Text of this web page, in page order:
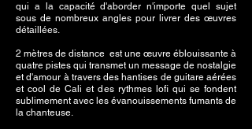
qui a la capacité d'aborder n'importe quel sujet
sous de nombreux angles pour livrer des œuvres
détaillées.
2 mètres de distance est une œuvre éblouissante à
quatre pistes qui transmet un message de nostalgie
et d'amour à travers des hantises de guitare aérées
et cool de Cali et des rythmes lofi qui se fondent
sublimement avec les évanouissements fumants de
la chanteuse.